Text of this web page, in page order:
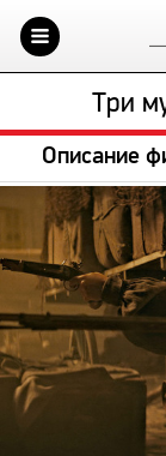
Три
Описание